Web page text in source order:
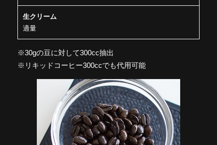
生クリーム
適量
※30gの豆に対して300cc抽出
※リキッドコーヒー300ccでも代用可能